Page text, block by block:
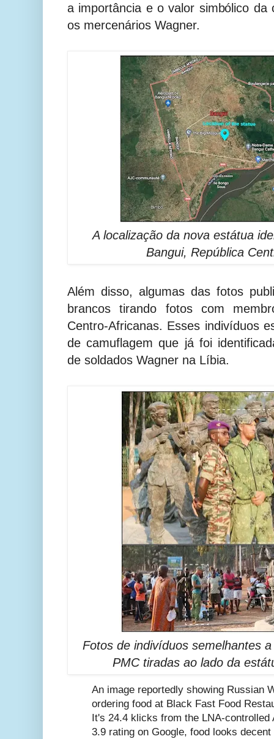
a importância e o valor simbólico da
os mercenários Wagner.
A localização da nova estátua
Bangui, República
Além disso, algumas das fotos
brancos tirando fotos com
Centro-Africanas. Esses indivíduos
de camuflagem que já foi
de soldados Wagner na Líbia.
Fotos de indivíduos semelhantes
PMC tiradas ao lado da
An image reportedly showing Russian
ordering food at Black Fast Food
It's 24.4 klicks from the LNA-
3.9 rating on Google, food looks decent